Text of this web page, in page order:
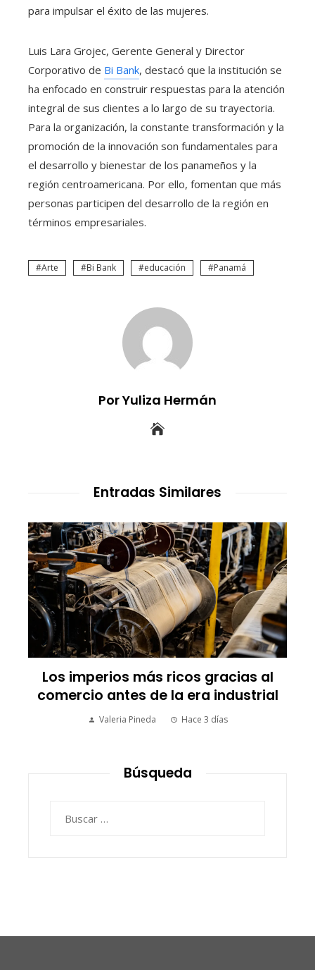
para impulsar el éxito de las mujeres.
Luis Lara Grojec, Gerente General y Director
Corporativo de Bi Bank, destacó que la institución se
ha enfocado en construir respuestas para la atención
integral de sus clientes a lo largo de su trayectoria.
Para la organización, la constante transformación y la
promoción de la innovación son fundamentales para
el desarrollo y bienestar de los panameños y la
región centroamericana. Por ello, fomentan que más
personas participen del desarrollo de la región en
términos empresariales.
Arte Bi Bank educación Panamá
Por Yuliza Hermán
Entradas Similares
Los imperios más ricos gracias al
comercio antes de la era industrial
Valeria Pineda Hace 3 días
Búsqueda